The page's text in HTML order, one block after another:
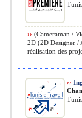
›› (Cameraman /
2D (2D Designer /
réalisation des
››